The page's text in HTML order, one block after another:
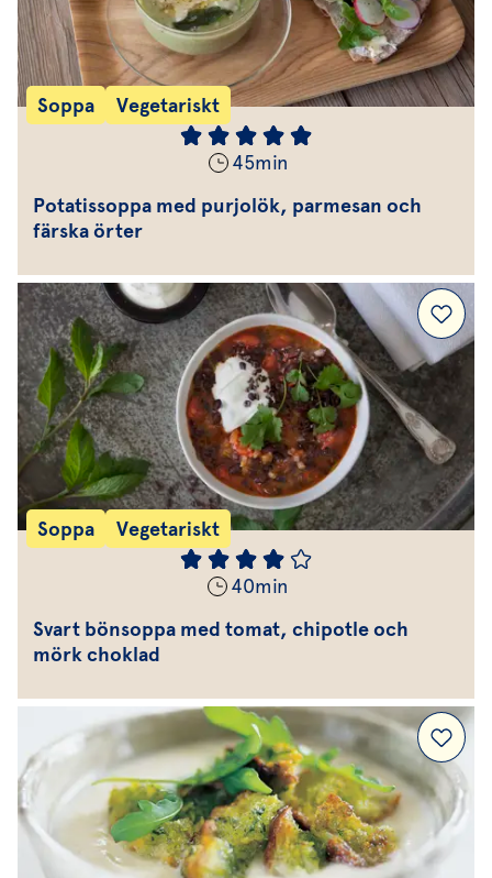
Soppa Vegetariskt
45min
Potatissoppa med purjolök, parmesan och
färska örter
Soppa Vegetariskt
40min
Svart bönsoppa med tomat, chipotle och
mörk choklad